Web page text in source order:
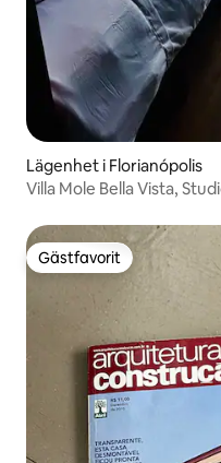
Lägenhet i Florianópolis
Villa Mole Bella Vista,
Gästfavorit
Gästfavorit